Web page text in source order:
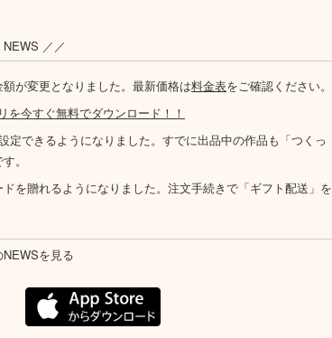
NEWS ／／
が変更となりました。最新価格は料金表をご確認ください。
今すぐ無料でダウンロード！！
定できるようになりました。すでに出品中の作品も「つくっ
。
を贈れるようになりました。注文手続きで「ギフト配送」を
を見る